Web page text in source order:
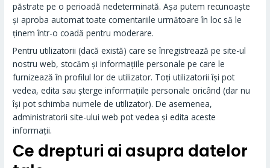
păstrate pe o perioadă nedeterminată. Așa putem recunoaște
și aproba automat toate comentariile următoare în loc să le
ținem într-o coadă pentru moderare.
Pentru utilizatorii (dacă există) care se înregistrează pe site-ul
nostru web, stocăm și informațiile personale pe care le
furnizează în profilul lor de utilizator. Toți utilizatorii își pot
vedea, edita sau șterge informațiile personale oricând (dar nu
își pot schimba numele de utilizator). De asemenea,
administratorii site-ului web pot vedea și edita aceste
informații.
Ce drepturi ai asupra datelor